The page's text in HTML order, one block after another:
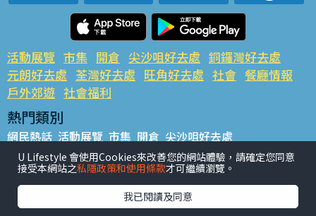
活動展覽 市集 開倉 尖沙咀好去處 銅鑼灣好去處
元朗好去處 荃灣好去處 旺角好去處 社會 餐廳情報
戶外郊遊 社會福利
熱門類別
網民熱話 活動展覽 市集 開倉 尖沙咀好去處
銅鑼灣好去處 元朗好去處 荃灣好去處 旺角好去處 社會
餐廳情報 戶外郊遊
熱門標籤
U Lifestyle 會使用Cookies來改善您的網站體驗，請確定您同意
接受本網站之私隱政策和使用條款才可繼續瀏覽。
我已閱讀及同意